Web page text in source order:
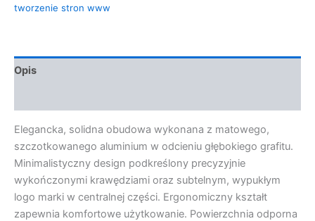
tworzenie stron www
Opis
Elegancka, solidna obudowa wykonana z matowego,
szczotkowanego aluminium w odcieniu głębokiego grafitu.
Minimalistyczny design podkreślony precyzyjnie
wykończonymi krawędziami oraz subtelnym, wypukłym
logo marki w centralnej części. Ergonomiczny kształt
zapewnia komfortowe użytkowanie. Powierzchnia odporna